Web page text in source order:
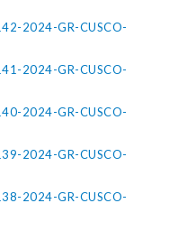
2024-GR-CUSCO-
2024-GR-CUSCO-
2024-GR-CUSCO-
2024-GR-CUSCO-
2024-GR-CUSCO-